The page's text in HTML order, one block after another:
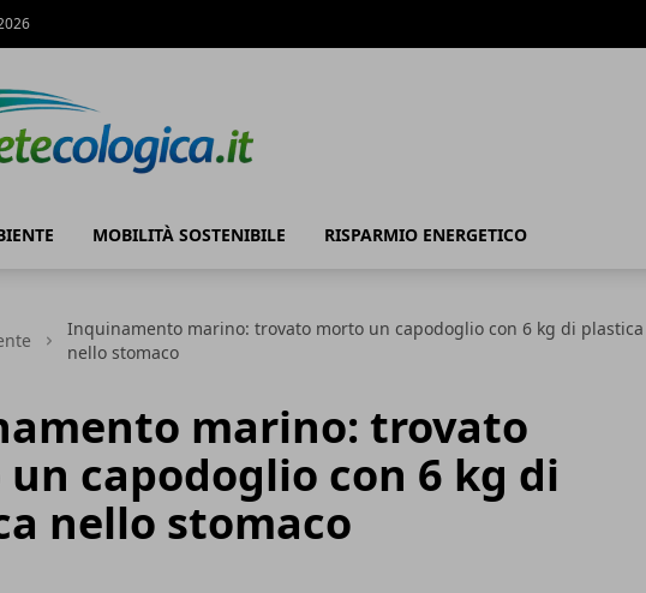
MOBILITÀ SOSTENIBILE RISPARMIO ENERGETICO
Inquinamento marino: trovato morto un capodoglio con 6 kg di plastica
nello stomaco
marino: trovato
capodoglio con 6 kg di
nello stomaco